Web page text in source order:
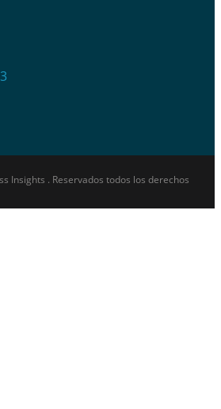
Insights . Reservados todos los derechos